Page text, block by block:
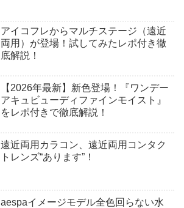
アイコフレからマルチステージ（遠近
両用）が登場！試してみたレポ付き徹
底解説！
【2026年最新】新色登場！『ワンデー
アキュビューディファインモイスト』
をレポ付きで徹底解説！
遠近両用カラコン、遠近両用コンタク
トレンズ“あります”！
aespaイメージモデル全色回らない水